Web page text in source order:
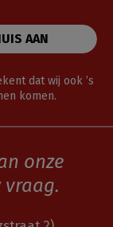
AAN
dat wij ook ’s
komen.
onze